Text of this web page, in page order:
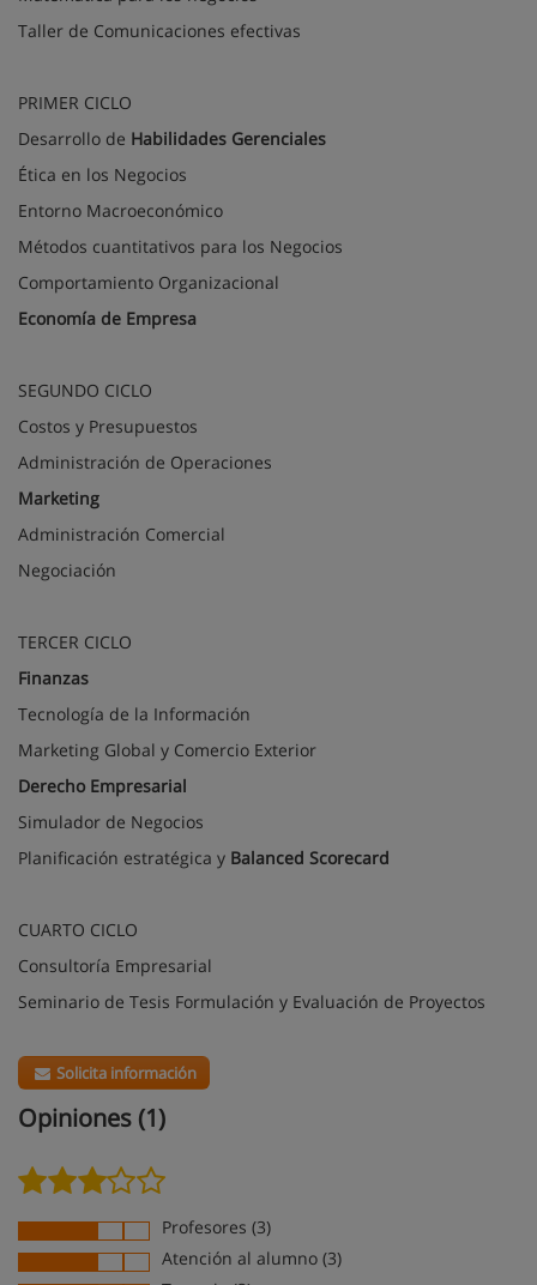
Taller de Comunicaciones efectivas
PRIMER CICLO
Desarrollo de Habilidades Gerenciales
Ética en los Negocios
Entorno Macroeconómico
Métodos cuantitativos para los Negocios
Comportamiento Organizacional
Economía de Empresa
SEGUNDO CICLO
Costos y Presupuestos
Administración de Operaciones
Marketing
Administración Comercial
Negociación
TERCER CICLO
Finanzas
Tecnología de la Información
Marketing Global y Comercio Exterior
Derecho Empresarial
Simulador de Negocios
Planificación estratégica y Balanced Scorecard
CUARTO CICLO
Consultoría Empresarial
Seminario de Tesis Formulación y Evaluación de Proyectos
Solicita información
Opiniones (1)
Profesores (3)
Atención al alumno (3)